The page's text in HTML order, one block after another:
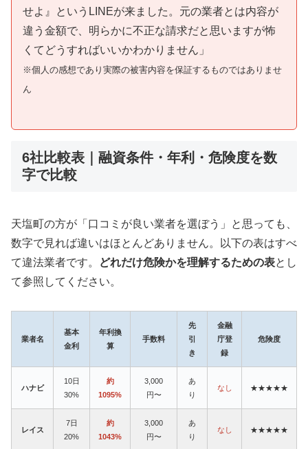
せよ』というLINEが来ました。元の業者とは内容が
違う金額で、明らかに不正な請求だと思いますが怖
くてどうすればいいかわかりません」
※個人の感想であり実際の被害内容を保証するものではありませ
ん
6社比較表｜融資条件・年利・危険度を数
字で比較
天塩町の方が「口コミが良い業者を選ぼう」と思っても、
数字で見れば違いはほとんどありません。以下の表はすべ
て違法業者です。
どれだけ危険かを理解するための表とし
て参照してください。
業者名
基本
金利
年利換
算
手数料
先
引
き
金融
庁登
録
危険度
ハナビ
10日
30%
約
1095%
3,000
円〜
あ
り
なし ★★★★★
レイス
7日
20%
約
1043%
3,000
円〜
あ
り
なし ★★★★★